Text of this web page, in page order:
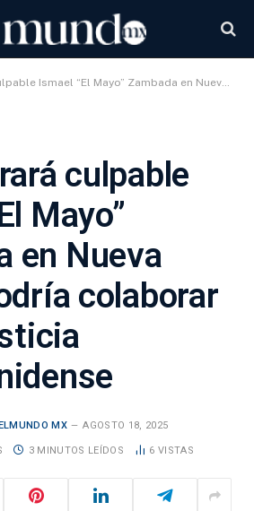
Mayo” Zambada en Nueva York y podría colaborar con la justicia estadounidense
culpable
Mayo”
en Nueva
colaborar
MX AGOSTO 18, 2025
3 MINUTOS LEÍDOS 6 VISTAS